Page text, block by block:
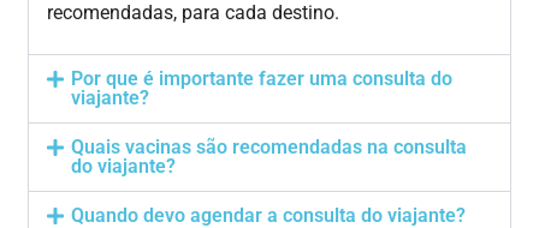
recomendadas, para cada destino.
Por que é importante fazer uma consulta do
viajante?
Quais vacinas são recomendadas na consulta
do viajante?
Quando devo agendar a consulta do viajante?